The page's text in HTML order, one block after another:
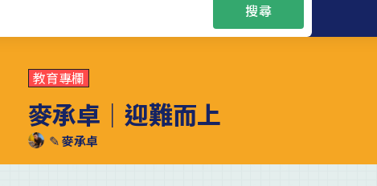
搜尋
教育專欄
麥承卓｜迎難而上
✎麥承卓